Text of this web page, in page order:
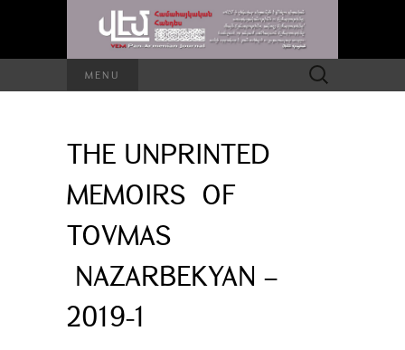
MENU
Search
for:
THE UNPRINTED
MEMOIRS OF
TOVMAS
NAZARBEKYAN –
2019-1